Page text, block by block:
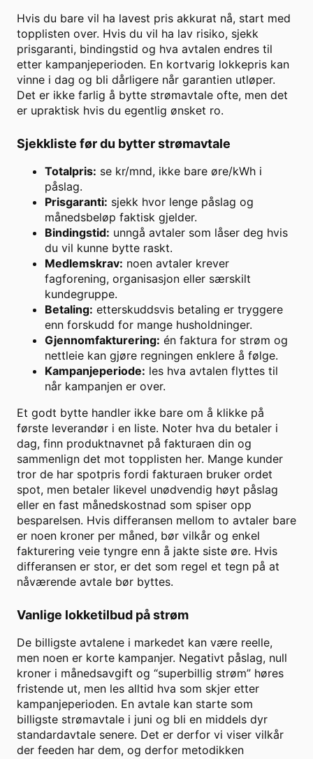
Hvis du bare vil ha lavest pris akkurat nå, start med
topplisten over. Hvis du vil ha lav risiko, sjekk
prisgaranti, bindingstid og hva avtalen endres til
etter kampanjeperioden. En kortvarig lokkepris kan
vinne i dag og bli dårligere når garantien utløper.
Det er ikke farlig å bytte strømavtale ofte, men det
er upraktisk hvis du egentlig ønsket ro.
Sjekkliste før du bytter strømavtale
Totalpris: se kr/mnd, ikke bare øre/kWh i
påslag.
Prisgaranti: sjekk hvor lenge påslag og
månedsbeløp faktisk gjelder.
Bindingstid: unngå avtaler som låser deg hvis
du vil kunne bytte raskt.
Medlemskrav: noen avtaler krever
fagforening, organisasjon eller særskilt
kundegruppe.
Betaling: etterskuddsvis betaling er tryggere
enn forskudd for mange husholdninger.
Gjennomfakturering: én faktura for strøm og
nettleie kan gjøre regningen enklere å følge.
Kampanjeperiode: les hva avtalen flyttes til
når kampanjen er over.
Et godt bytte handler ikke bare om å klikke på
første leverandør i en liste. Noter hva du betaler i
dag, finn produktnavnet på fakturaen din og
sammenlign det mot topplisten her. Mange kunder
tror de har spotpris fordi fakturaen bruker ordet
spot, men betaler likevel unødvendig høyt påslag
eller en fast månedskostnad som spiser opp
besparelsen. Hvis differansen mellom to avtaler bare
er noen kroner per måned, bør vilkår og enkel
fakturering veie tyngre enn å jakte siste øre. Hvis
differansen er stor, er det som regel et tegn på at
nåværende avtale bør byttes.
Vanlige lokketilbud på strøm
De billigste avtalene i markedet kan være reelle,
men noen er korte kampanjer. Negativt påslag, null
kroner i månedsavgift og “superbillig strøm” høres
fristende ut, men les alltid hva som skjer etter
kampanjeperioden. En avtale kan starte som
billigste strømavtale i juni og bli en middels dyr
standardavtale senere. Det er derfor vi viser vilkår
der feeden har dem, og derfor metodikken